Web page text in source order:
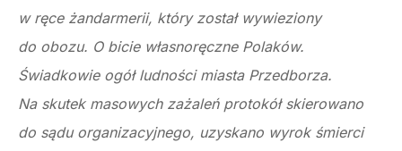
w ręce żandarmerii, który został wywieziony
do obozu. O bicie własnoręczne Polaków.
Świadkowie ogół ludności miasta Przedborza.
Na skutek masowych zażaleń protokół skierowano
do sądu organizacyjnego, uzyskano wyrok śmierci